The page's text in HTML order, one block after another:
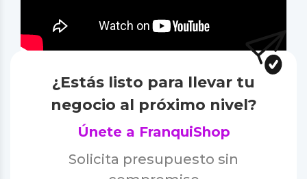
¿Estás listo para llevar tu
negocio al próximo nivel?
Únete a FranquiShop
Solicita presupuesto sin